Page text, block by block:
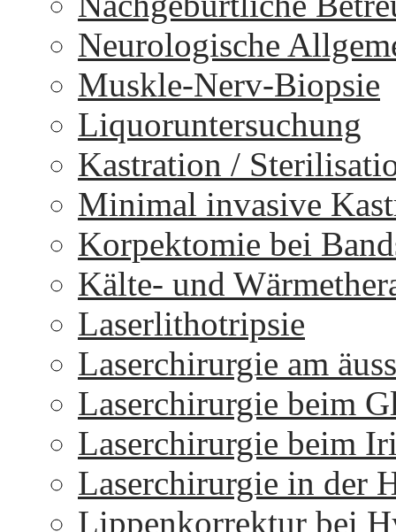
Neurologische
Muskle-Nerv-Biopsie
Liquoruntersuchung
Kastration /
Minimal invasive
Korpektomie bei
Kälte- und
Laserlithotripsie
Laserchirurgie am
Laserchirurgie beim
Laserchirurgie beim
Laserchirurgie in der
Lippenkorrektur bei